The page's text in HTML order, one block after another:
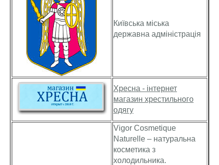
Київська міська
державна адміністрація
Хресна - інтернет
магазин хрестильного
одягу
Vigor Cosmetique
Naturelle – натуральна
косметика з
холодильника.